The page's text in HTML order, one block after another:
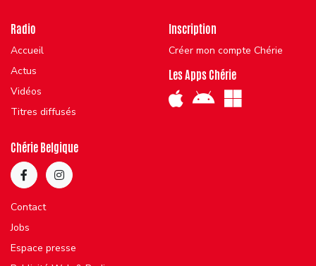
Radio
Accueil
Actus
Vidéos
Titres diffusés
Inscription
Créer mon compte Chérie
Les Apps Chérie
Chérie Belgique
Contact
Jobs
Espace presse